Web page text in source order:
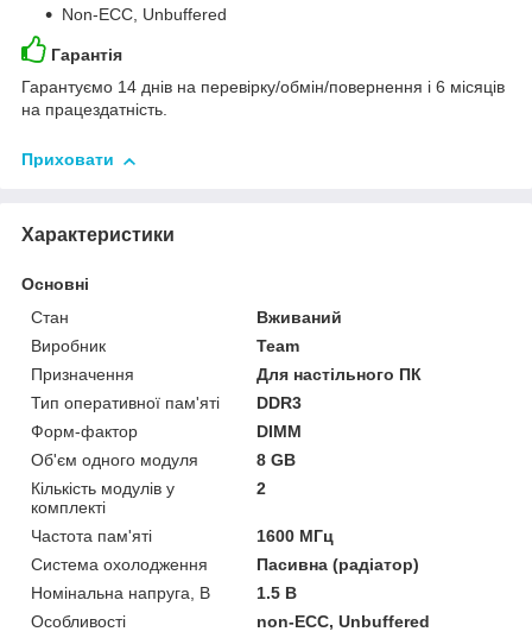
Non-ECC, Unbuffered
Гарантія
Гарантуємо 14 днів на перевірку/обмін/повернення і 6 місяців
на працездатність.
Приховати
Характеристики
Основні
Стан
Вживаний
Виробник
Team
Призначення
Для настільного ПК
Тип оперативної пам'яті
DDR3
Форм-фактор
DIMM
Об'єм одного модуля
8 GB
Кількість модулів у
комплекті
2
Частота пам'яті
1600 МГц
Система охолодження
Пасивна (радіатор)
Номінальна напруга, В
1.5 В
Особливості
non-ECC, Unbuffered